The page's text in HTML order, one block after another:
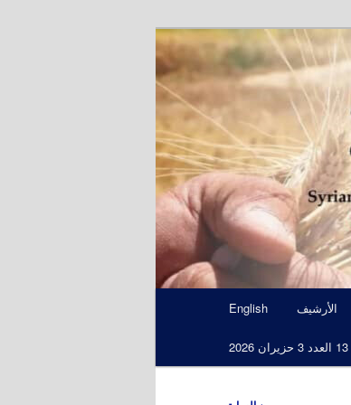
English الأرشيف